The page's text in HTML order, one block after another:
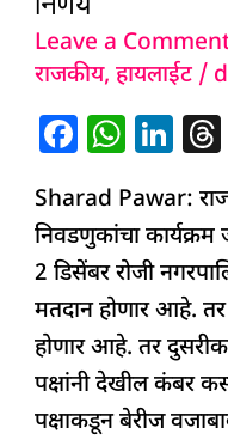
Leave a
राजकीय,हायलाईट/
F
c
e
b
o
o
k
W
at
s
A
p
p
Li
k
e
dI
n
Sharad Pawar:
निवडणुकांचा
2 डिसेंबर रोजी
मतदान होणार आहे. तर
होणार आहे. तर
पक्षांनी देखील कंबर
पक्षाकडून बेरीज
मोठा
निर्णय